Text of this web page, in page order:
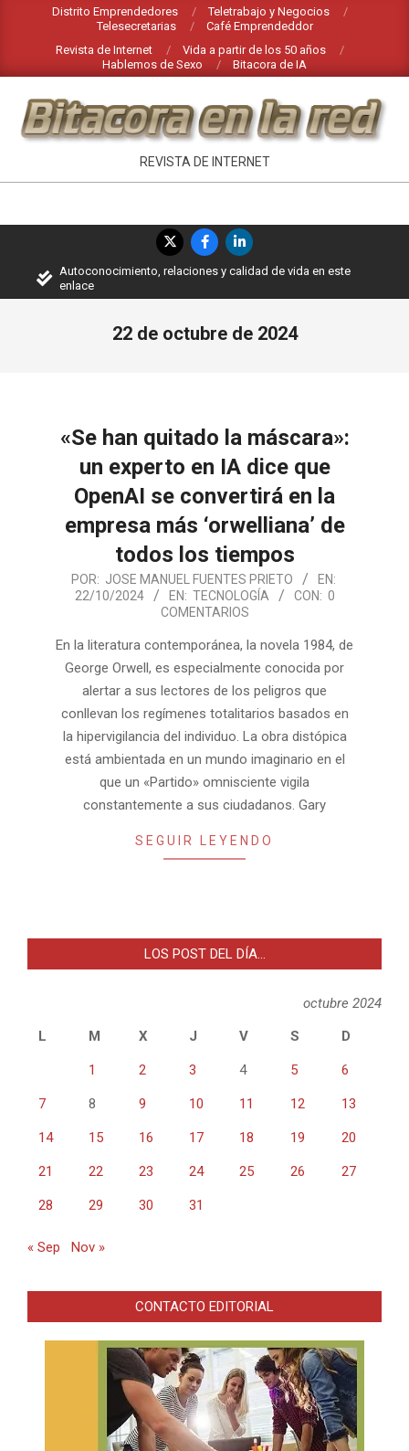
contenido
Distrito Emprendedores
Teletrabajo y Negocios
Telesecretarias
Café Emprendeddor
Revista de Internet
Vida a partir de los 50 años
Hablemos de Sexo
Bitacora de IA
INTERNET
BITACORA
EN
LA
REVISTA DE INTERNET
navegación
principal
Autoconocimiento, relaciones y calidad de vida en este
enlace
22 de octubre de 2024
«Se han quitado la máscara»:
un experto en IA dice que
OpenAI se convertirá en la
empresa más ‘orwelliana’ de
todos los tiempos
2024-POR: JOSE MANUEL FUENTES PRIETO
EN:
22/10/2024
EN: TECNOLOGÍA CON: 0
COMENTARIOS
En la literatura contemporánea, la novela 1984, de
George Orwell, es especialmente conocida por
alertar a sus lectores de los peligros que
conllevan los regímenes totalitarios basados en
la hipervigilancia del individuo. La obra distópica
está ambientada en un mundo imaginario en el
que un «Partido» omnisciente vigila
constantemente a sus ciudadanos. Gary
SEGUIR LEYENDO
LOS POST DEL DÍA…
octubre 2024
L
M X J V S D
1 2 3 4 5 6
7 8 9 10 11 12 13
14 15 16 17 18 19 20
21 22 23 24 25 26 27
28 29 30 31
« Sep Nov »
CONTACTO EDITORIAL